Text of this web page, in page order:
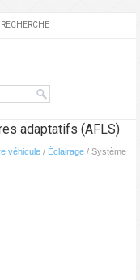
RECHERCHE
adaptatifs (AFLS)
véhicule / Éclairage / Système